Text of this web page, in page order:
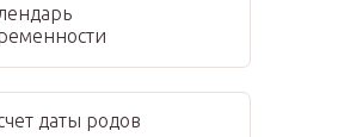
даты родов